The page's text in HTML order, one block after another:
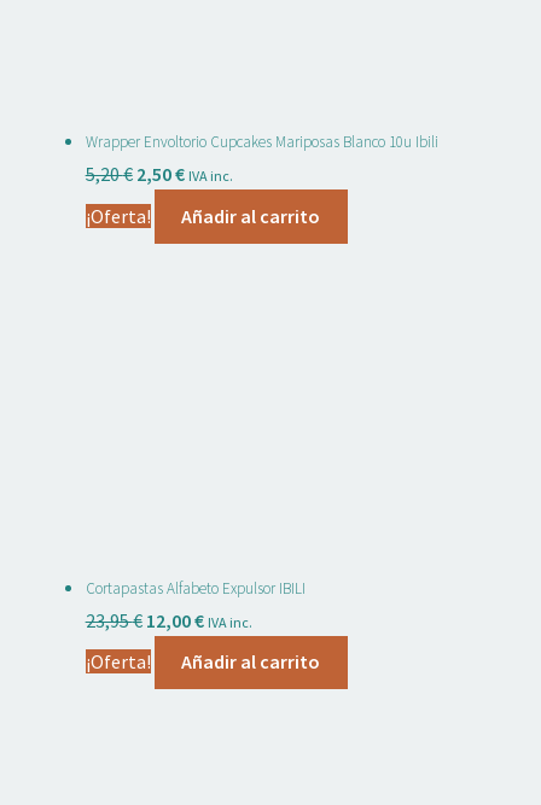
Wrapper Envoltorio Cupcakes Mariposas Blanco 10u Ibili
5,20€ El
precio
original
2,50€ElIVA inc.
¡Oferta! Añadir al carrito
Cortapastas Alfabeto Expulsor IBILI
23,95€ El
precio
original
12,00€ElIVA inc.
¡Oferta! Añadir al carrito